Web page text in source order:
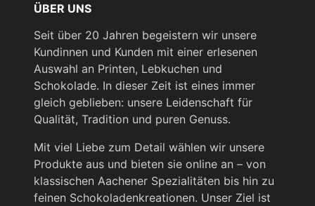
ÜBER UNS
Seit über 20 Jahren begeistern wir unsere
Kundinnen und Kunden mit einer erlesenen
Auswahl an Printen, Lebkuchen und
Schokolade. In dieser Zeit ist eines immer
gleich geblieben: unsere Leidenschaft für
Qualität, Tradition und puren Genuss.
Mit viel Liebe zum Detail wählen wir unsere
Produkte aus und bieten sie online an – von
klassischen Aachener Spezialitäten bis hin zu
feinen Schokoladenkreationen. Unser Ziel ist